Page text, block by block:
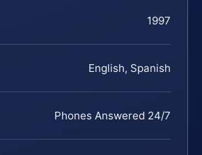
1997
English, Spanish
Phones Answered 24/7